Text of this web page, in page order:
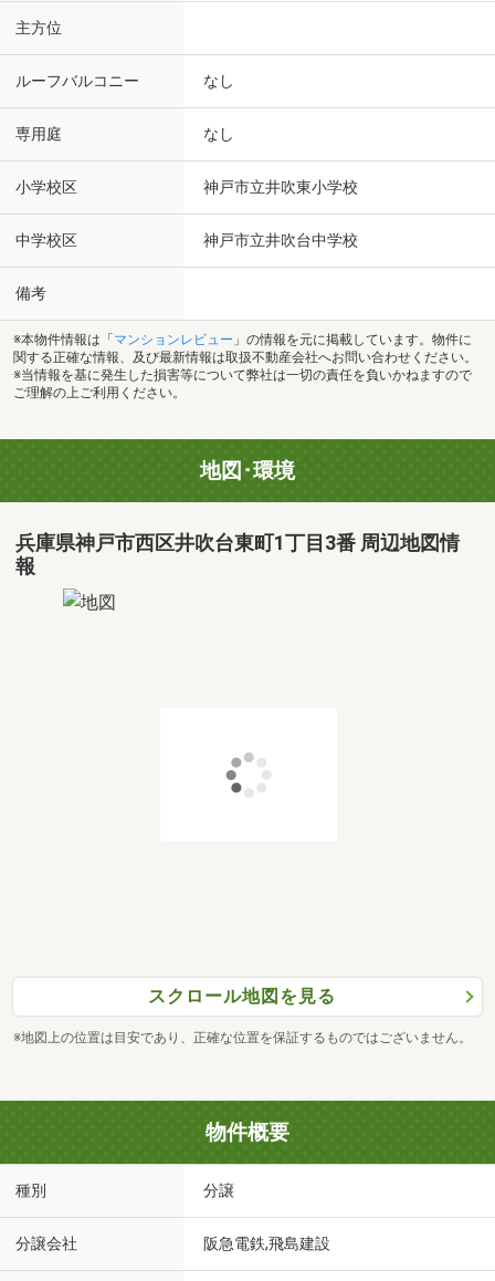
主方位
ルーフバルコニー なし
専用庭 なし
小学校区 神戸市立井吹東小学校
中学校区 神戸市立井吹台中学校
備考
※本物件情報は「 マンションレビュー 」の情報を元に掲載しています。物件に
関する正確な情報、及び最新情報は取扱不動産会社へお問い合わせください。
※当情報を基に発生した損害等について弊社は一切の責任を負いかねますので
ご理解の上ご利用ください。
地図･環境
兵庫県神戸市西区井吹台東町1丁目3番 周辺地図情
報
スクロール地図を見る
※地図上の位置は目安であり、正確な位置を保証するものではございません。
物件概要
種別 分譲
分譲会社 阪急電鉄,飛島建設